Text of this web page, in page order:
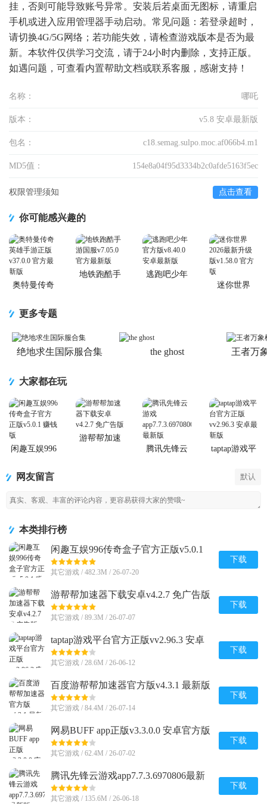
挂，否则可能导致账号异常。安装后若桌面无图标，请重启
手机或进入应用管理器手动启动。常见问题：若登录超时，
请切换4G/5G网络；若功能失效，请检查游戏版本是否为最
新。本软件仅供学习交流，请于24小时内删除，支持正版。
如遇问题，可查看内置帮助文档或联系客服，感谢支持！
名称： 哪吒
版本： v5.8 安卓最新版
包名： c18.semag.sulpo.moc.af066b4.m1
MD5值： 154e8a04f95d3334b2c0afde5163f5ec
权限管理须知 点击查看
你可能感兴趣的
奥特曼传奇
地铁跑酷手
逃跑吧少年
迷你世界
更多专题
绝地求生国际服合集 the ghost 王者万
大家都在玩
闲趣互娱996
游帮帮加速
腾讯先锋云
taptap游戏平
网友留言 默认
本类排行榜
闲趣互娱996传奇盒子官方正版v5.0.1
赚钱版
其它游戏 / 482.3M / 26-07-20
下载
游帮帮加速器下载安卓v4.2.7 免广告版
其它游戏 / 89.3M / 26-07-07
下载
taptap游戏平台官方正版vv2.96.3 安卓
最新版
其它游戏 / 28.6M / 26-06-12
下载
百度游帮帮加速器官方版v4.3.1 最新版
其它游戏 / 84.4M / 26-07-14
下载
网易BUFF app正版v3.3.0.0 安卓官方版
其它游戏 / 62.4M / 26-07-02
下载
腾讯先锋云游戏app7.7.3.6970806最新
版
其它游戏 / 135.6M / 26-06-18
下载